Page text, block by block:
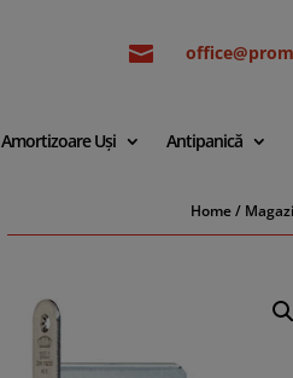

Amortizoare Uși Antipanică
Home/